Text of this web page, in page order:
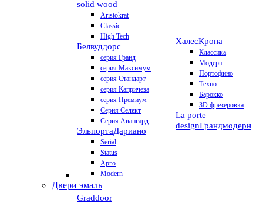
solid wood
Aristokrat
Classic
High Tech
Белвуддорс
серия Гранд
серия Максимум
серия Стандарт
серия Капричеза
серия Премиум
Серия Селект
Серия Авангард
ЭльпортаДариано
Serial
Status
Арго
Modern
ХалесКрона
Классика
Модерн
Портофино
Техно
Барокко
3D фрезеровка
La porte
designГрандмодерн
Двери эмаль
Graddoor